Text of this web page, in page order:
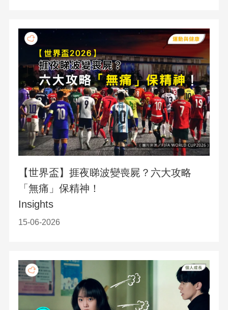
【世界盃】捱夜睇波變喪屍？六大攻略
「無痛」保精神！
Insights
15-06-2026